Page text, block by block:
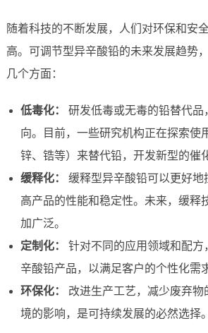
随着科技的不断发展，人们对环保和安
高。可调节型异辛酸铅的未来发展趋势
几个方面：
低毒化：
研发低毒或无毒的铅替代品
向。目前，一些研究机构正在探索使
锌、锆等）来替代铅，开发新型的催
缓释化：
缓释型异辛酸铅可以更好地
高产品的性能和稳定性。未来，缓释
加广泛。
定制化：
针对不同的应用领域和配方
辛酸铅产品，以满足客户的个性化需
环保化：
改进生产工艺，减少废弃物
境的影响，是可持续发展的必然选择。